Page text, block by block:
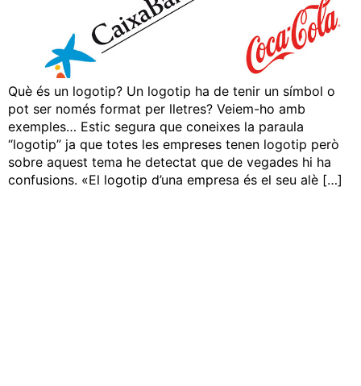
Què és un logotip? Un logotip ha de tenir un símbol o
pot ser només format per lletres? Veiem-ho amb
exemples… Estic segura que coneixes la paraula
“logotip” ja que totes les empreses tenen logotip però
sobre aquest tema he detectat que de vegades hi ha
confusions. «El logotip d’una empresa és el seu alè […]